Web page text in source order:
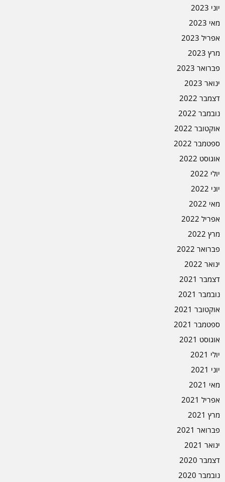
יוני 2023
מאי 2023
אפריל 2023
מרץ 2023
פברואר 2023
ינואר 2023
דצמבר 2022
נובמבר 2022
אוקטובר 2022
ספטמבר 2022
אוגוסט 2022
יולי 2022
יוני 2022
מאי 2022
אפריל 2022
מרץ 2022
פברואר 2022
ינואר 2022
דצמבר 2021
נובמבר 2021
אוקטובר 2021
ספטמבר 2021
אוגוסט 2021
יולי 2021
יוני 2021
מאי 2021
אפריל 2021
מרץ 2021
פברואר 2021
ינואר 2021
דצמבר 2020
נובמבר 2020